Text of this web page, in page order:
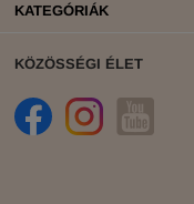
KATEGÓRIÁK
KÖZÖSSÉGI ÉLET